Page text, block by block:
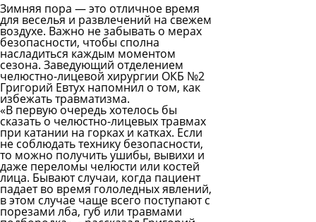
Зимняя пора — это отличное время
для веселья и развлечений на свежем
воздухе. Важно не забывать о мерах
безопасности, чтобы сполна
насладиться каждым моментом
сезона. Заведующий отделением
челюстно-лицевой хирургии ОКБ №2
Григорий Евтух напомнил о том, как
избежать травматизма.
«В первую очередь хотелось бы
сказать о челюстно-лицевых травмах
при катании на горках и катках. Если
не соблюдать технику безопасности,
то можно получить ушибы, вывихи и
даже переломы челюсти или костей
лица. Бывают случаи, когда пациент
падает во время гололедных явлений,
в этом случае чаще всего поступают с
порезами лба, губ или травмами